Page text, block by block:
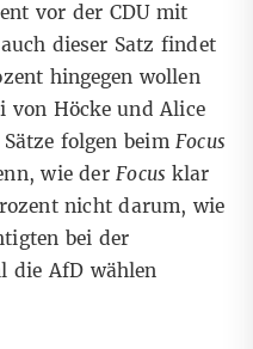
vor der CDU mit
dieser Satz findet
hingegen wollen
von Höcke und Alice
folgen beimFocus
wie derFocus klar
nicht darum, wie
bei der
die AfD wählen